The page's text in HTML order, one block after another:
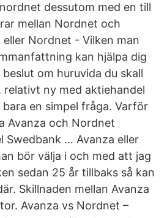
dessutom med en till
mellan Nordnet och
eller Nordnet - Vilken man
kan hjälpa dig
om huruvida du skall
relativt ny med aktiehandel
en simpel fråga. Varför
Avanza och Nordnet
Swedbank … Avanza eller
bör välja i och med att jag
sedan 25 år tillbaks så kan
Skillnaden mellan Avanza
Avanza vs Nordnet –